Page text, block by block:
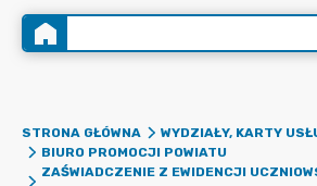
STRONA GŁÓWNA
WYDZIAŁY, KARTY
BIURO PROMOCJI POWIATU
ZAŚWIADCZENIE Z EWIDENCJI